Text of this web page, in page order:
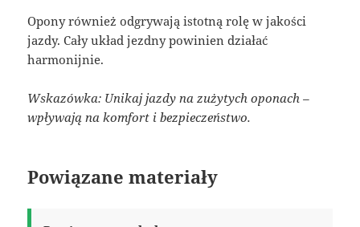
Opony również odgrywają istotną rolę w jakości
jazdy. Cały układ jezdny powinien działać
harmonijnie.
Wskazówka: Unikaj jazdy na zużytych oponach –
wpływają na komfort i bezpieczeństwo.
Powiązane materiały